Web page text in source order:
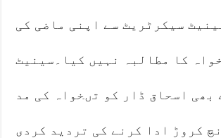
سیکرٹریٹ سے اپنی ماضی کی
کا مطالبہ نہیں کیا۔سینیٹ
بھی اسحاق ڈار کو تںخواہ کی مد
کروڑ ادا کرنے کی تردید کردی